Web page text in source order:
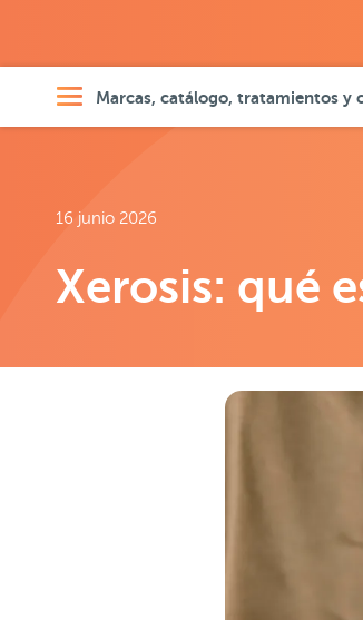
Marcas, catálogo, tratamientos y
16 junio 2026
Xerosis: qué